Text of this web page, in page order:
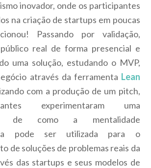
inovador, onde os participantes
na criação de startups em poucas
Passando por validação,
real de forma presencial e
uma solução, estudando o MVP,
através da ferramenta Lean
com a produção de um pitch,
experimentaram uma
de como a mentalidade
pode ser utilizada para o
de soluções de problemas reais da
das startups e seus modelos de